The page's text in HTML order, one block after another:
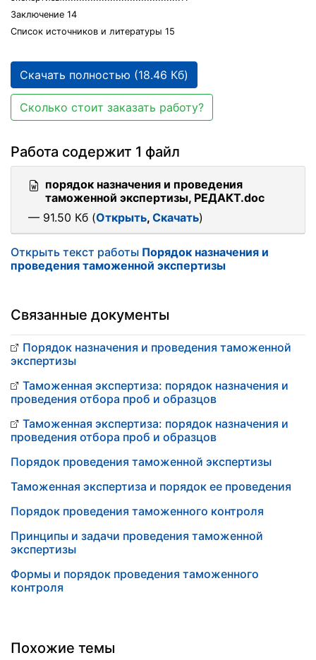
Заключение 14
Список источников и литературы 15
Скачать полностью (18.46 Кб)
Сколько стоит заказать работу?
Работа содержит 1 файл
порядок назначения и проведения
таможенной экспертизы, РЕДАКТ.doc
— 91.50 Кб (Открыть, Скачать)
Открыть текст работы Порядок назначения и
проведения таможенной экспертизы
Связанные документы
Порядок назначения и проведения таможенной
экспертизы
Таможенная экспертиза: порядок назначения и
проведения отбора проб и образцов
Таможенная экспертиза: порядок назначения и
проведения отбора проб и образцов
Порядок проведения таможенной экспертизы
Таможенная экспертиза и порядок ее проведения
Порядок проведения таможенного контроля
Принципы и задачи проведения таможенной
экспертизы
Формы и порядок проведения таможенного
контроля
Похожие темы